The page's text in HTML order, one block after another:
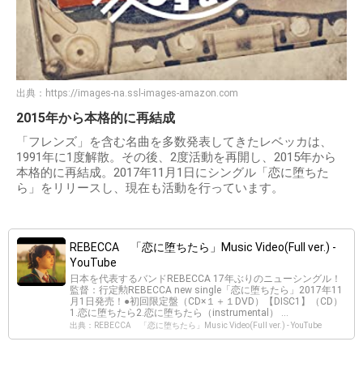
出典： https://images-na.ssl-images-amazon.com
2015年から本格的に再結成
「フレンズ」を含む名曲を多数発表してきたレベッカは、
1991年に1度解散。その後、2度活動を再開し、2015年から
本格的に再結成。2017年11月1日にシングル「恋に堕ちた
ら」をリリースし、現在も活動を行っています。
REBECCA 「恋に堕ちたら」Music Video(Full ver.) -
YouTube
日本を代表するバンドREBECCA 17年ぶりのニューシングル！
監督：行定勲REBECCA new single「恋に堕ちたら」2017年11
月1日発売！●初回限定盤（CD×１＋１DVD）【DISC1】（CD）
1.恋に堕ちたら2.恋に堕ちたら（instrumental） ...
出典：REBECCA 「恋に堕ちたら」Music Video(Full ver.) - YouTube